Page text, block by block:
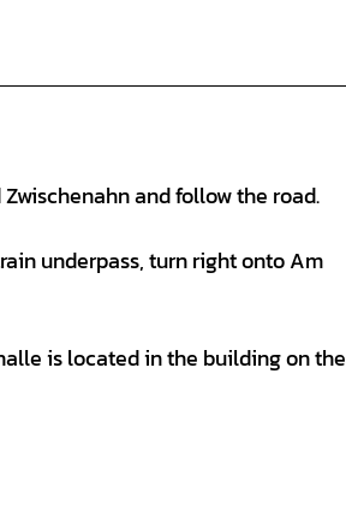
and follow the road.
underpass, turn right onto Am
is located in the building on the